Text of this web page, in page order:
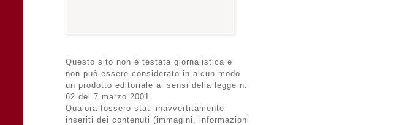
Questo sito non è testata giornalistica e
non può essere considerato in alcun modo
un prodotto editoriale ai sensi della legge n.
62 del 7 marzo 2001.
Qualora fossero stati inavvertitamente
inseriti dei contenuti (immagini, informazioni